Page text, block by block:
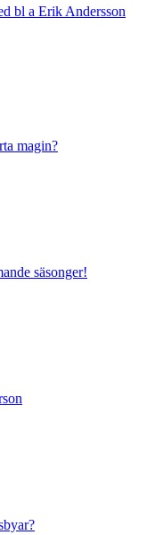
bl a Erik Andersson
magin?
säsonger!